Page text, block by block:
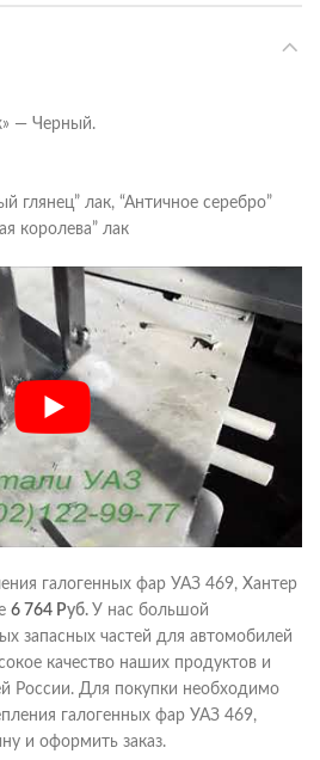
— Черный.
глянец” лак, “Античное серебро”
королева” лак
галогенных фар УАЗ 469, Хантер
6 764 Руб. У нас большой
запасных частей для автомобилей
качество наших продуктов и
России. Для покупки необходимо
галогенных фар УАЗ 469,
и оформить заказ.